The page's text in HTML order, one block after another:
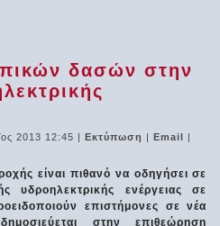
δασών στην
2013 12:45 |Εκτύπωση |Email |
είναι πιθανό να οδηγήσει σε
υδροηλεκτρικής ενέργειας σε
επιστήμονες σε νέα
στην επιθεώρηση